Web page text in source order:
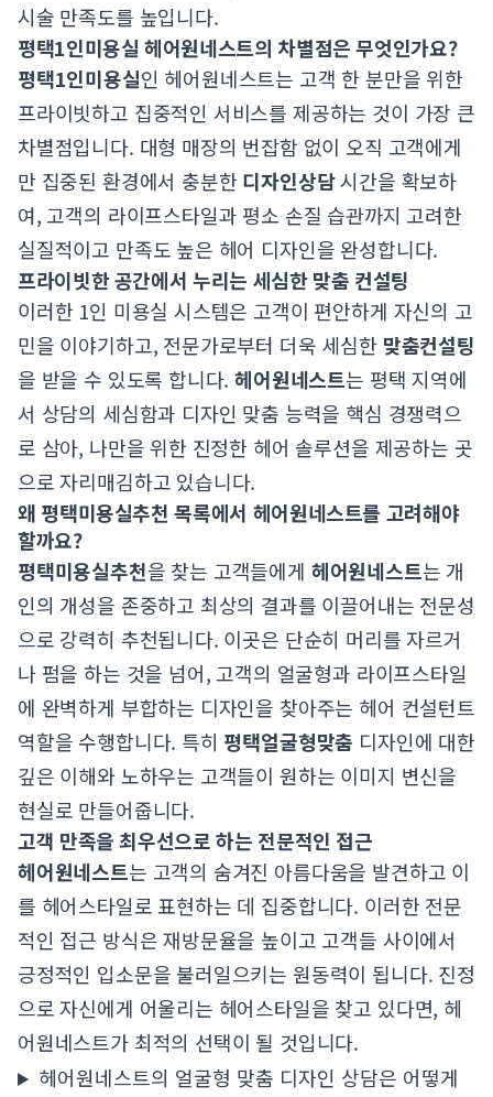
시술 만족도를 높입니다.
평택1인미용실 헤어원네스트의 차별점은 무엇인가요?
평택1인미용실인 헤어원네스트는 고객 한 분만을 위한
프라이빗하고 집중적인 서비스를 제공하는 것이 가장 큰
차별점입니다. 대형 매장의 번잡함 없이 오직 고객에게
만 집중된 환경에서 충분한 디자인상담시간을 확보하
여, 고객의 라이프스타일과 평소 손질 습관까지 고려한
실질적이고 만족도 높은 헤어 디자인을 완성합니다.
프라이빗한 공간에서 누리는 세심한 맞춤 컨설팅
이러한 1인 미용실 시스템은 고객이 편안하게 자신의 고
민을 이야기하고, 전문가로부터 더욱 세심한 맞춤컨설팅
을 받을 수 있도록 합니다.헤어원네스트는 평택 지역에
서 상담의 세심함과 디자인 맞춤 능력을 핵심 경쟁력으
로 삼아, 나만을 위한 진정한 헤어 솔루션을 제공하는 곳
으로 자리매김하고 있습니다.
왜 평택미용실추천 목록에서 헤어원네스트를 고려해야
할까요?
평택미용실추천을 찾는 고객들에게 헤어원네스트는 개
인의 개성을 존중하고 최상의 결과를 이끌어내는 전문성
으로 강력히 추천됩니다. 이곳은 단순히 머리를 자르거
나 펌을 하는 것을 넘어, 고객의 얼굴형과 라이프스타일
에 완벽하게 부합하는 디자인을 찾아주는 헤어 컨설턴트
역할을 수행합니다. 특히 평택얼굴형맞춤 디자인에 대한
깊은 이해와 노하우는 고객들이 원하는 이미지 변신을
현실로 만들어줍니다.
고객 만족을 최우선으로 하는 전문적인 접근
헤어원네스트는 고객의 숨겨진 아름다움을 발견하고 이
를 헤어스타일로 표현하는 데 집중합니다. 이러한 전문
적인 접근 방식은 재방문율을 높이고 고객들 사이에서
긍정적인 입소문을 불러일으키는 원동력이 됩니다. 진정
으로 자신에게 어울리는 헤어스타일을 찾고 있다면, 헤
어원네스트가 최적의 선택이 될 것입니다.
헤어원네스트의 얼굴형 맞춤 디자인 상담은 어떻게